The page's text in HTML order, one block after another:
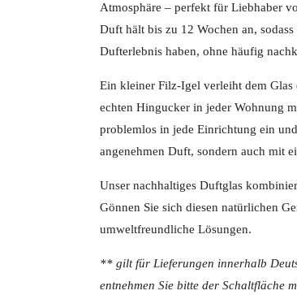
Atmosphäre – perfekt für Liebhaber
Duft hält bis zu 12 Wochen an,
Dufterlebnis haben, ohne häufig
Ein kleiner Filz-Igel verleiht dem Glas
echten Hingucker in jeder Wohnung
problemlos in jede Einrichtung ein
angenehmen Duft, sondern auch mit
Unser nachhaltiges Duftglas
Gönnen Sie sich diesen natürlichen
umweltfreundliche Lösungen.
** gilt für Lieferungen innerhalb
entnehmen Sie bitte der Schaltfläche